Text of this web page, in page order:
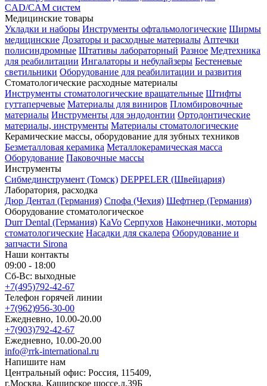
CAD/CAM систем
Медицинские товары
Укладки и наборы Инструменты офтальмологические Ширмы
медицинские Дозаторы и расходные материалы Аптечки
полисиндромные Штативы лабораторный Разное Медтехника
для реабилитации Ингалаторы и небулайзеры Бестеневые
светильники Оборудование для реабилитации и развития
Стоматологические расходные материалы
Инструменты стоматологические вращательные Штифты
гуттаперчевые Материалы для виниров Пломбировочные
материалы Инструменты для эндодонтии Ортодонтические
материалы, инструменты Материалы стоматологические
Керамические массы, оборудование для зубных техников
Безметалловая керамика Металлокерамическая масса
Оборудование Паковочные массы
Инструменты
Cибмединструмент (Томск) DEPPELER (Швейцария)
Лаборатория, расходка
Дюр Дентал (Германия) Спофа (Чехия) Шефтнер (Германия)
Оборудование стоматологическое
Durr Dental (Германия) KaVo Серпухов Наконечники, моторы
стоматологические Насадки для скалера Оборудование и
запчасти Sirona
Наши контакты
09:00 - 18:00
Сб-Вс: выходные
+7(495)792-42-67
Телефон горячей линии
+7(962)956-30-00
Ежедневно, 10.00-20.00
+7(903)792-42-67
Ежедневно, 10.00-20.00
info@rrk-international.ru
Напишите нам
Центральный офис: Россия, 115409,
г.Москва, Каширское шоссе,д.39Б